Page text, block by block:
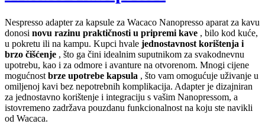
Nespresso adapter za kapsule za Wacaco Nanopresso aparat za kavu
donosi novu razinu praktičnosti u pripremi kave , bilo kod kuće,
u pokretu ili na kampu. Kupci hvale jednostavnost korištenja i
brzo čišćenje , što ga čini idealnim suputnikom za svakodnevnu
upotrebu, kao i za odmore i avanture na otvorenom. Mnogi cijene
mogućnost brze upotrebe kapsula , što vam omogućuje uživanje u
omiljenoj kavi bez nepotrebnih komplikacija. Adapter je dizajniran
za jednostavno korištenje i integraciju s vašim Nanopressom, a
istovremeno zadržava pouzdanu funkcionalnost na koju ste navikli
od Wacaca.